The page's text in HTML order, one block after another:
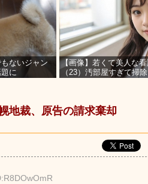
ないジャン
に
【画像】若くて美人な
（23）汚部屋すぎて掃
地裁、原告の請求棄却